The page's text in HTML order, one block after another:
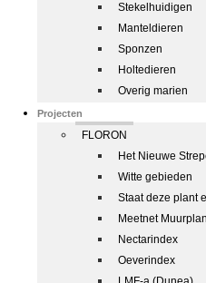
Stekelhuidigen
Manteldieren
Sponzen
Holtedieren
Overig marien
Projecten
FLORON
Het Nieuwe
Witte gebieden
Staat deze plant
Meetnet
Nectarindex
Oeverindex